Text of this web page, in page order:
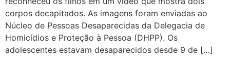
corpos decapitados. As imagens foram enviadas ao
Núcleo de Pessoas Desaparecidas da Delegacia de
Homicídios e Proteção à Pessoa (DHPP). Os
adolescentes estavam desaparecidos desde 9 de […]